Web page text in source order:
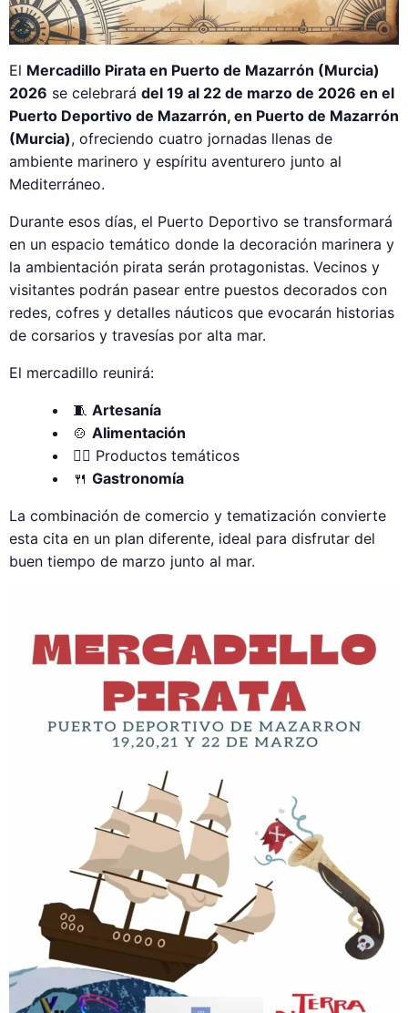
El Mercadillo Pirata en Puerto de Mazarrón (Murcia)
2026 se celebrará del 19 al 22 de marzo de 2026 en el
Puerto Deportivo de Mazarrón, en Puerto de Mazarrón
(Murcia), ofreciendo cuatro jornadas llenas de
ambiente marinero y espíritu aventurero junto al
Mediterráneo.
Durante esos días, el Puerto Deportivo se transformará
en un espacio temático donde la decoración marinera y
la ambientación pirata serán protagonistas. Vecinos y
visitantes podrán pasear entre puestos decorados con
redes, cofres y detalles náuticos que evocarán historias
de corsarios y travesías por alta mar.
El mercadillo reunirá:
🧵 Artesanía
🍲 Alimentación
🏴‍☠️ Productos temáticos
🍴 Gastronomía
La combinación de comercio y tematización convierte
esta cita en un plan diferente, ideal para disfrutar del
buen tiempo de marzo junto al mar.